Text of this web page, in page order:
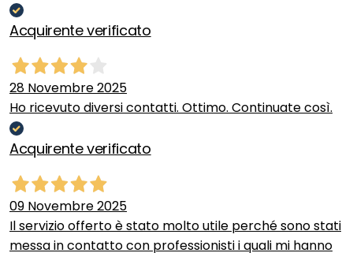
Acquirente verificato
28 Novembre 2025
Ho ricevuto diversi contatti. Ottimo. Continuate così.
Acquirente verificato
09 Novembre 2025
Il servizio offerto è stato molto utile perché sono stati
messa in contatto con professionisti i quali mi hanno